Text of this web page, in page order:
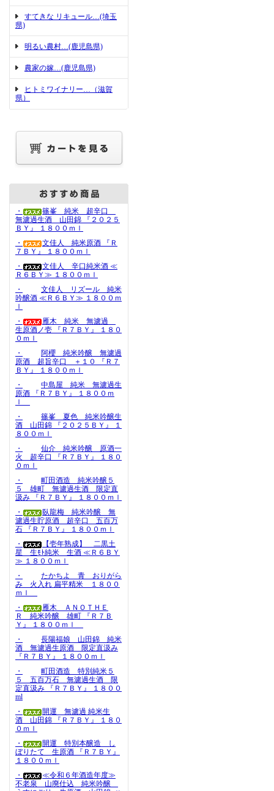
すてきな リキュール…(埼玉
県)
明るい農村…(鹿児島県)
農家の嫁…(鹿児島県)
ヒトミワイナリー…（滋賀
県）
・
篠峯 純米 超辛口
無濾過生酒 山田錦 『２０２５
ＢＹ』 １８００ｍｌ
・
文佳人 純米原酒 『Ｒ
７ＢＹ』 １８００ｍｌ
・
文佳人 辛口純米酒 ≪
Ｒ６ＢＹ≫ １８００ｍｌ
・
文佳人 リズール 純米
吟醸酒 ≪Ｒ６ＢＹ≫ １８００ｍ
ｌ
・
雁木 純米 無濾過
生原酒ノ壱 『Ｒ７ＢＹ』 １８０
０ｍｌ
・
阿櫻 純米吟醸 無濾過
原酒 超旨辛口 ＋１０ 『Ｒ７
ＢＹ』 １８００ｍｌ
・
中島屋 純米 無濾過生
原酒 『Ｒ７ＢＹ』 １８００ｍ
ｌ
・
篠峯 夏色 純米吟醸生
酒 山田錦 『２０２５ＢＹ』 １
８００ｍｌ
・
仙介 純米吟醸 原酒一
火 超辛口 『Ｒ７ＢＹ』 １８０
０ｍｌ
・
町田酒造 純米吟醸５
５ 雄町 無濾過生酒 限定直
汲み 『Ｒ７ＢＹ』 １８００ｍｌ
・
臥龍梅 純米吟醸 無
濾過生貯原酒 超辛口 五百万
石 『Ｒ７ＢＹ』 １８００ｍｌ
・
【壱年熟成】 二黒土
星 生ﾓﾄ純米 生酒 ≪Ｒ６ＢＹ
≫ １８００ｍｌ
・
たかちよ 青 おりがら
み 火入れ 扁平精米 １８００
ｍｌ
・
雁木 ＡＮＯＴＨＥ
Ｒ 純米吟醸 雄町 『Ｒ７Ｂ
Ｙ』 １８００ｍｌ
・
長陽福娘 山田錦 純米
酒 無濾過生原酒 限定直汲み
『Ｒ７ＢＹ』 １８００ｍｌ
・
町田酒造 特別純米５
５ 五百万石 無濾過生酒 限
定直汲み 『Ｒ７ＢＹ』 １８００
ml
・
開運 無濾過 純米生
酒 山田錦 『Ｒ７ＢＹ』 １８０
０ｍｌ
・
開運 特別本醸造 し
ぼりたて 生原酒 『Ｒ７ＢＹ』
１８００ｍｌ
・
≪令和６年酒造年度≫
不老泉 山廃仕込 純米吟醸